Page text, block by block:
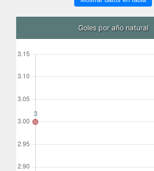
Goles por año natural